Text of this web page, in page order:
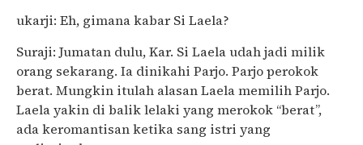
ukarji: Eh, gimana kabar Si Laela?
Suraji: Jumatan dulu, Kar. Si Laela udah jadi milik
orang sekarang. Ia dinikahi Parjo. Parjo perokok
berat. Mungkin itulah alasan Laela memilih Parjo.
Laela yakin di balik lelaki yang merokok “berat”,
ada keromantisan ketika sang istri yang